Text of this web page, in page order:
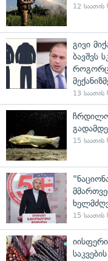
12 საათის
გივი
ბავშვს
13 საათის
15 საათის
15 საათის